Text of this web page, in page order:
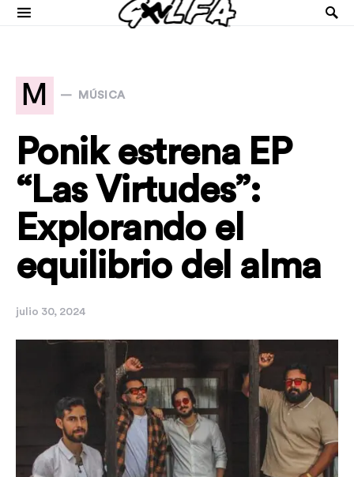
M MÚSICA
Ponik estrena EP
“Las Virtudes”:
Explorando el
equilibrio del alma
julio 30, 2024